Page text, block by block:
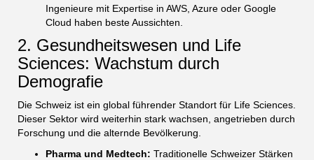
Ingenieure mit Expertise in AWS, Azure oder Google
Cloud haben beste Aussichten.
2. Gesundheitswesen und Life
Sciences: Wachstum durch
Demografie
Die Schweiz ist ein global führender Standort für Life Sciences.
Dieser Sektor wird weiterhin stark wachsen, angetrieben durch
Forschung und die alternde Bevölkerung.
Pharma und Medtech: Traditionelle Schweizer Stärken